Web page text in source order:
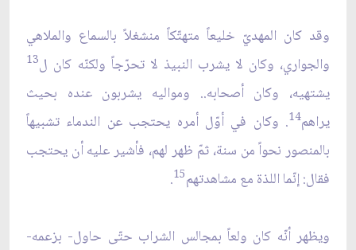
وقد كان المهديّ خليعاً متهتّكاً منشغلاً بالسماع والملاهي
والجواري، وكان لا يشرب النبيذ لا تحرّجاً ولكنّه كان ل13
يشتهيه، وكان أصحابه.. ومواليه يشربون عنده بحيث
يراهم14. وكان في أوّل أمره يحتجب عن الندماء تشبيهاً
بالمنصور نحواً من سنة، ثمّ ظهر لهم، فأشير عليه أن يحتجب
فقال: إنّما اللذة مع مشاهدتهم15
.
ويظهر أنّه كان ولعاً بمجالس الشراب حتّى حاول- بزعمه-